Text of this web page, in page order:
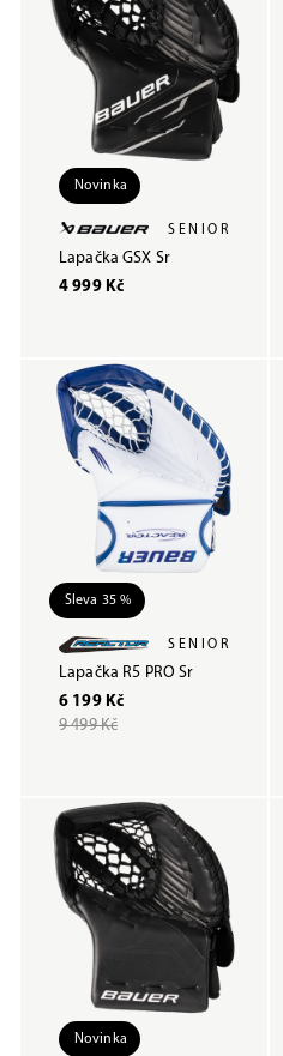
Novinka
SENIOR
Lapačka GSX Sr
4 999 Kč
Sleva 35 %
SENIOR
Lapačka R5 PRO Sr
6 199 Kč
9 499 Kč
Novinka